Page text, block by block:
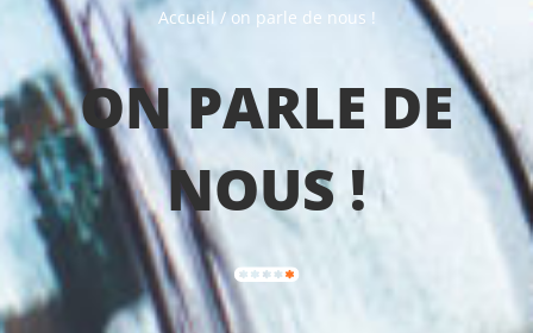
Accueil / on parle de nous !
ON PARLE DE
NOUS !